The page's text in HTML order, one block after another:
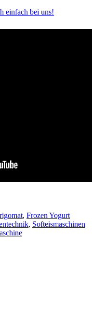
einfach bei uns!
, Frozen Yogurt
, Softeismaschinen